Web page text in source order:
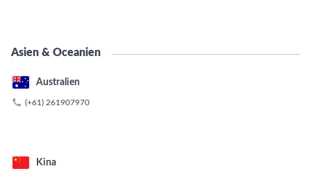
Asien & Oceanien
Australien
 (+61) 261907970
Kina